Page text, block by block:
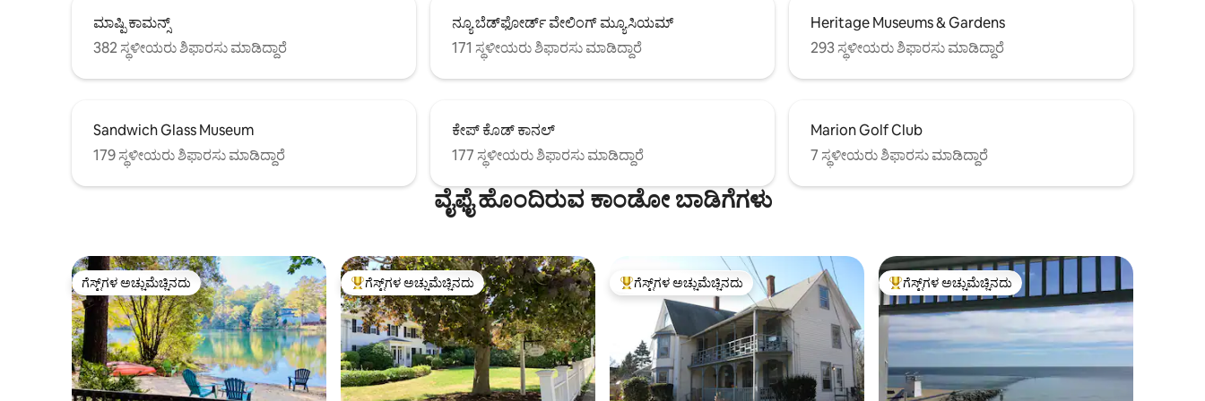
ಮಾಷ್ಪಿ ಕಾಮನ್ಸ್
382 ಸ್ಥಳೀಯರು ಶಿಫಾರಸು ಮಾಡಿದ್ದಾರೆ
ನ್ಯೂ ಬೆಡ್‌ಫೋರ್ಡ್ ವೇಲಿಂಗ್ ಮ್ಯೂಸಿಯಮ್
171 ಸ್ಥಳೀಯರು ಶಿಫಾರಸು ಮಾಡಿದ್ದಾರೆ
Heritage Museums & Gardens
293 ಸ್ಥಳೀಯರು ಶಿಫಾರಸು ಮಾಡಿದ್ದಾರೆ
Sandwich Glass Museum
179 ಸ್ಥಳೀಯರು ಶಿಫಾರಸು ಮಾಡಿದ್ದಾರೆ
ಕೇಪ್ ಕೊಡ್ ಕಾನಲ್
177 ಸ್ಥಳೀಯರು ಶಿಫಾರಸು ಮಾಡಿದ್ದಾರೆ
Marion Golf Club
7 ಸ್ಥಳೀಯರು ಶಿಫಾರಸು ಮಾಡಿದ್ದಾರೆ
ವೈಫೈ ಹೊಂದಿರುವ ಕಾಂಡೋ ಬಾಡಿಗೆಗಳು
ಗೆಸ್ಟ್‌ಗಳ ಅಚ್ಚುಮೆಚ್ಚಿನದು
ಗೆಸ್ಟ್‌ಗಳ ಅಚ್ಚುಮೆಚ್ಚಿನದು ಗೆಸ್ಟ್‌ಗಳಿಗೆ ಅತಿ ಹೆಚ್ಚು ಅಚ್ಚುಮೆಚ್ಚಿನದು
ಗೆಸ್ಟ್‌ಗಳ ಅಚ್ಚುಮೆಚ್ಚಿನದು ಗೆಸ್ಟ್‌ಗಳಿಗೆ ಅತಿ ಹೆಚ್ಚು ಅಚ್ಚುಮೆಚ್ಚಿನದು
ಗೆಸ್ಟ್‌ಗಳ ಅಚ್ಚುಮೆಚ್ಚಿನದು ಗೆಸ್ಟ್‌ಗಳಿಗೆ ಅತಿ ಹೆಚ್ಚು ಅಚ್ಚುಮೆಚ್ಚಿನದು
ಗೆಸ್ಟ್‌ಗಳ ಅಚ್ಚುಮೆಚ್ಚಿನದು